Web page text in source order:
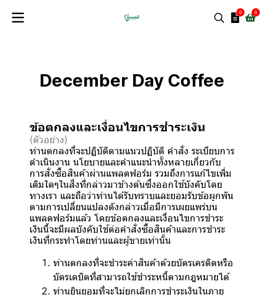
0 0
December Day Coffee
ข้อตกลงและเงื่อนไขการชำระเงิน
(ตัวอย่าง)
ท่านตกลงที่จะปฏิบัติตามแนวปฏิบัติ คำสั่ง ระเบียบการ
ดำเนินงาน นโยบายและคำแนะนำทั้งหลายเกี่ยวกับ
การสั่งซื้อสินค้าผ่านแพลตฟอร์ม รวมถึงการแก้ไขเพิ่ม
เติมใดๆในสิ่งที่กล่าวมาข้างต้นซึ่งออกใช้บังคับโดย
ทางเรา และถือว่าท่านได้รับทราบและยอมรับข้อผูกพัน
ตามการเปลี่ยนแปลงดังกล่าวเมื่อมีการเผยแพร่บน
แพลตฟอร์มแล้ว โดยข้อตกลงและเงื่อนไขการชำระ
เงินนี้จะมีผลบังคับใช้ต่อคำสั่งซื้อสินค้าและการชำระ
เงินที่กระทำโดยท่านและผู้ขายเท่านั้น
ท่านตกลงที่จะชำระค่าสินค้าด้วยบัตรเครดิตหรือ
บัตรเดบิตที่สามารถใช้ชำระหนี้ตามกฎหมายได้
ท่านยินยอมที่จะไม่ยกเลิกการชำระเงินในภาย